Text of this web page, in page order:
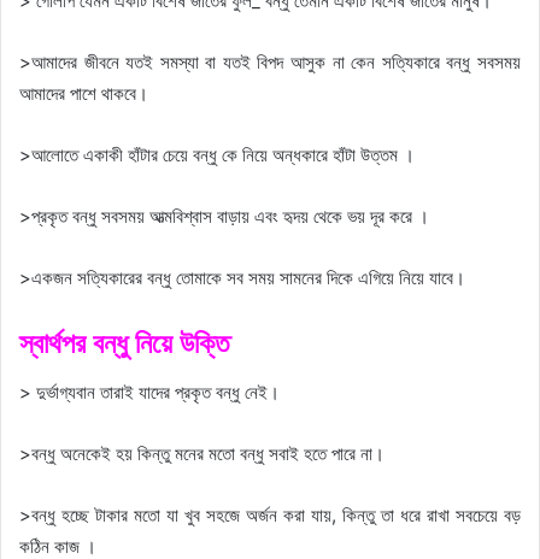
>আমাদের জীবনে যতই সমস্যা বা যতই বিপদ আসুক না কেন সত্যিকারে বন্ধু সবসময়
আমাদের পাশে থাকবে।
>আলোতে একাকী হাঁটার চেয়ে বন্ধু কে নিয়ে অন্ধকারে হাঁটা উত্তম ।
>প্রকৃত বন্ধু সবসময় আত্মবিশ্বাস বাড়ায় এবং হৃদয় থেকে ভয় দূর করে ।
>একজন সত্যিকারের বন্ধু তোমাকে সব সময় সামনের দিকে এগিয়ে নিয়ে যাবে।
স্বার্থপর বন্ধু নিয়ে উক্তি
> দুর্ভাগ্যবান তারাই যাদের প্রকৃত বন্ধু নেই।
>বন্ধু অনেকেই হয় কিন্তু মনের মতো বন্ধু সবাই হতে পারে না।
>বন্ধু হচ্ছে টাকার মতো যা খুব সহজে অর্জন করা যায়, কিন্তু তা ধরে রাখা সবচেয়ে বড়
কঠিন কাজ ।